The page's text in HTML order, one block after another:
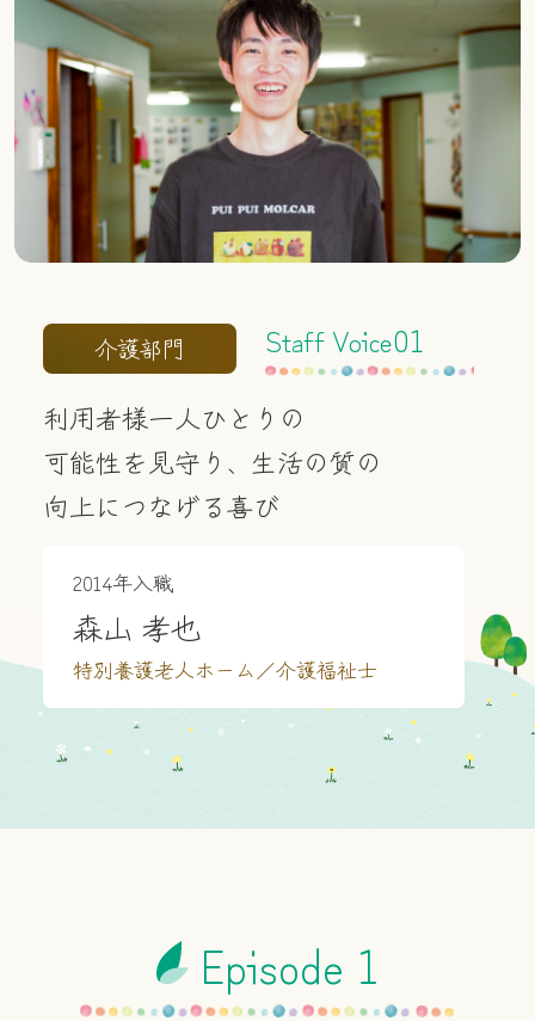
法人サイトへ
ABOUT KIBOKAN
私たちについて
BUSINESS FIELD
STAFF VOICE
SUPPORT
制度と教育
採用メッセージ
Q＆A
介護部門 Staff Voice01
利用者様一人ひとりの
可能性を見守り、生活の質の
向上につなげる喜び
2014年入職
森山 孝也
特別養護老人ホーム／介護福祉士
Episode 1